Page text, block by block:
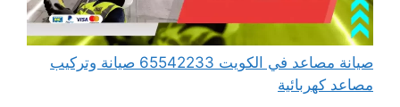
صيانة مصاعد في الكويت 65542233 صيانة وتركيب
مصاعد كهربائية